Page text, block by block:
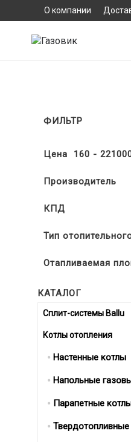
О компании
ФИЛЬТР
Цена 160 -
Производитель
КПД
Тип
Отапливаемая
КАТАЛОГ
Сплит-системы Ballu
Котлы отопления
Настенные котлы
Напольные
Парапетные
Твердотопливные